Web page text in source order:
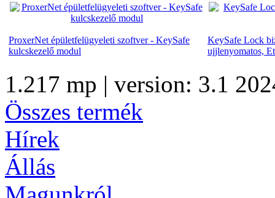
ProxerNet épületfelügyeleti szoftver - KeySafe
kulcskezelő modul
KeySafe Lock
ujjlenyomatos,
1.217 mp | version: 3.1
Összes termék
Hírek
Állás